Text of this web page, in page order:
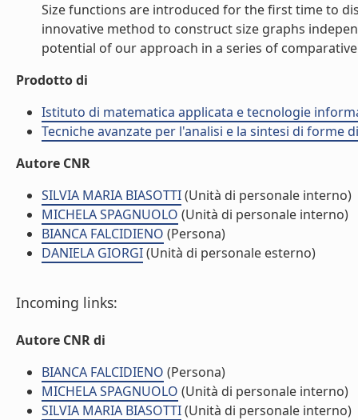
Size functions are introduced for the first time to
innovative method to construct size graphs
potential of our approach in a series of
Prodotto di
Istituto di matematica applicata e tecnologie
Tecniche avanzate per l'analisi e la sintesi di forme
Autore CNR
SILVIA MARIA BIASOTTI(Unità di personale interno)
MICHELA SPAGNUOLO (Unità di personale interno)
BIANCA FALCIDIENO (Persona)
DANIELA GIORGI(Unità di personale esterno)
Incoming links:
Autore CNR di
BIANCA FALCIDIENO (Persona)
MICHELA SPAGNUOLO (Unità di personale interno)
SILVIA MARIA BIASOTTI(Unità di personale interno)